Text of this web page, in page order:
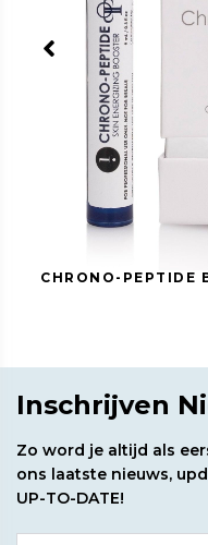
CHRONO-
Inschrijven
Zo word je altijd als
ons laatste nieuws,
UP-TO-DATE!